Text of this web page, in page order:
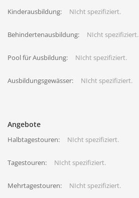
Kinderausbildung: NIcht spezifiziert.
Behindertenausbildung: NIcht spezifiziert.
Pool für Ausbildung: NIcht spezifiziert.
Ausbildungsgewässer: NIcht spezifiziert.
Angebote
Halbtagestouren: NIcht spezifiziert.
Tagestouren: NIcht spezifiziert.
Mehrtagestouren: NIcht spezifiziert.